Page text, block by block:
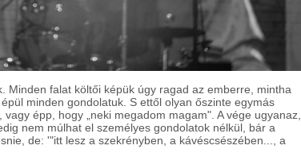
Minden falat költői képük úgy ragad az emberre, mintha
minden gondolatuk. S ettől olyan őszinte egymás
épp, hogy „neki megadom magam". A vége ugyanaz,
nem múlhat el személyes gondolatok nélkül, bár a
de: '"itt lesz a szekrényben, a kávéscsészében..., a